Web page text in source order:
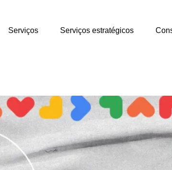
Serviços Serviços estratégicos